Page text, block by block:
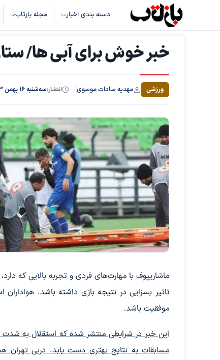
دسته بندی اخبار مجله بازتاب
خبر خوش برای آبی ها/
ورزشی مهدیه سادات موسوی انتشار:سه‌شنبه ۱۶ بهمن ۱۴۰۳، ساعت ۱۷:۳۳
ماشاریپوف با مهارت‌های فردی و تجربه بالایی که
تاثیر بسزایی در نتیجه بازی داشته باشد.
موفقیت باشد.
این خبر در شرایطی منتشر شده که استقلال به شدت به
مسابقات به نتایج بهتری دست یابد. دربی